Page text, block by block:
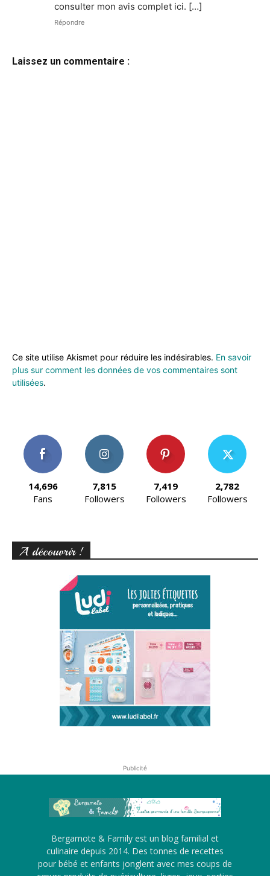
consulter mon avis complet ici. […]
Répondre
Laissez un commentaire :
Ce site utilise Akismet pour réduire les indésirables. En savoir
plus sur comment les données de vos commentaires sont
utilisées.
14,696
Fans
7,815
Followers
7,419
Followers
2,782
Followers
A découvrir !
Publicité
Bergamote & Family est un blog familial et
culinaire depuis 2014. Des tonnes de recettes
pour bébé et enfants jonglent avec mes coups de